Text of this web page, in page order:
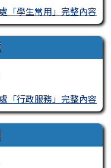
「學生常用」完整內容
「行政服務」完整內容